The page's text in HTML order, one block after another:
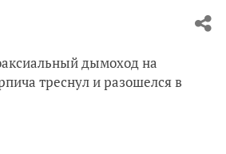
дымоход на
треснул и разошелся в